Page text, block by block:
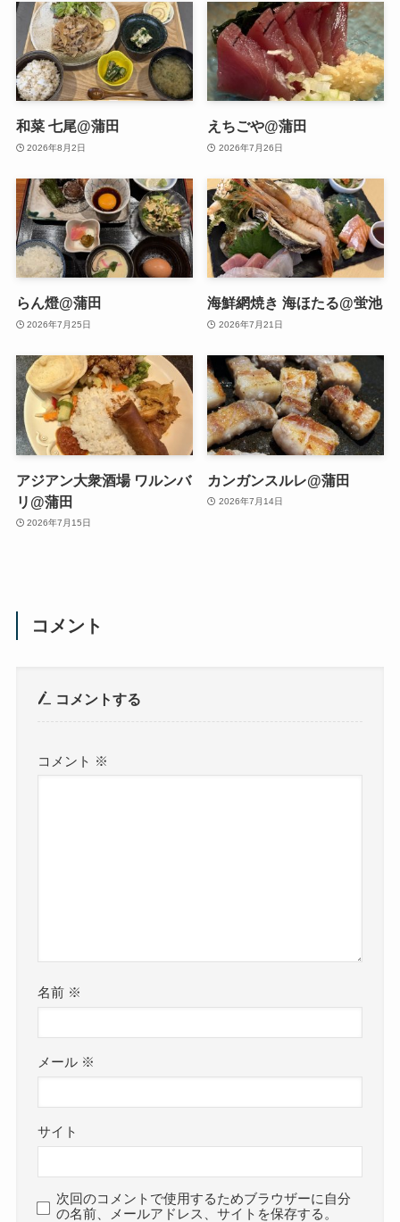
和菜 七尾@蒲田
2026年8月2日
えちごや@蒲田
2026年7月26日
らん燈@蒲田
2026年7月25日
海鮮網焼き 海ほたる@蛍池
2026年7月21日
アジアン大衆酒場 ワルンバ
リ@蒲田
2026年7月15日
カンガンスルレ@蒲田
2026年7月14日
コメント
コメントする
コメント ※
名前 ※
メール ※
サイト
次回のコメントで使用するためブラウザーに自分
の名前、メールアドレス、サイトを保存する。